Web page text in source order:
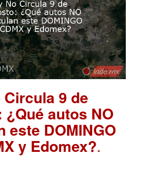
Circula 9 de
autos NO
este DOMINGO
y Edomex?.